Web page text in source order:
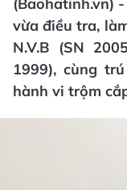
vừa điều tra,
N.V.B (SN
1999), cùng
hành vi trộm